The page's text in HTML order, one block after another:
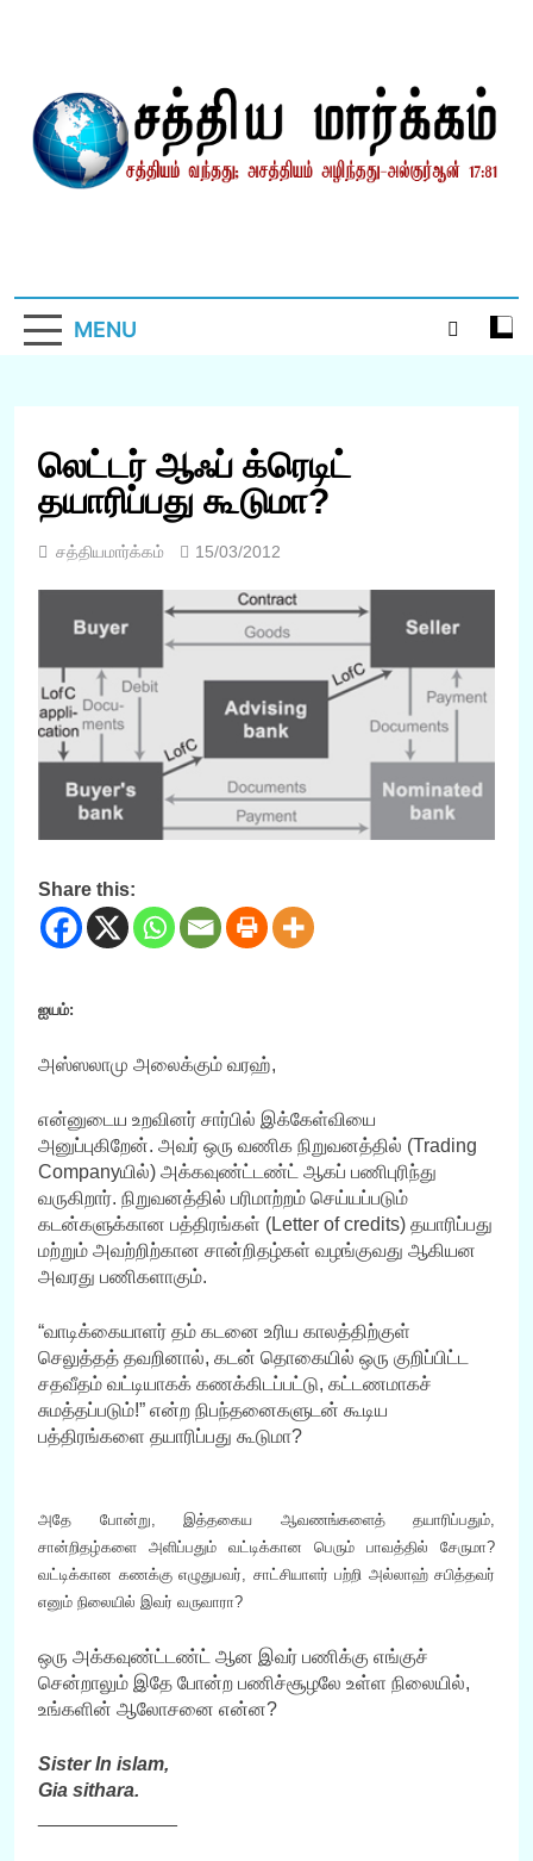
MENU
லெட்டர் ஆஃப் க்ரெடிட்
தயாரிப்பது கூடுமா?
சத்தியமார்க்கம் 15/03/2012
Share this:
ஐயம்:
அஸ்ஸலாமு அலைக்கும் வரஹ்,
என்னுடைய உறவினர் சார்பில் இக்கேள்வியை
அனுப்புகிறேன். அவர் ஒரு வணிக நிறுவனத்தில் (Trading
Companyயில்) அக்கவுண்ட்டண்ட் ஆகப் பணிபுரிந்து
வருகிறார். நிறுவனத்தில் பரிமாற்றம் செய்யப்படும்
கடன்களுக்கான பத்திரங்கள் (Letter of credits) தயாரிப்பது
மற்றும் அவற்றிற்கான சான்றிதழ்கள் வழங்குவது ஆகியன
அவரது பணிகளாகும்.
“வாடிக்கையாளர் தம் கடனை உரிய காலத்திற்குள்
செலுத்தத் தவறினால், கடன் தொகையில் ஒரு குறிப்பிட்ட
சதவீதம் வட்டியாகக் கணக்கிடப்பட்டு, கட்டணமாகச்
சுமத்தப்படும்!” என்ற நிபந்தனைகளுடன் கூடிய
பத்திரங்களை தயாரிப்பது கூடுமா?
அதே போன்று, இத்தகைய ஆவணங்களைத் தயாரிப்பதும்,
சான்றிதழ்களை அளிப்பதும் வட்டிக்கான பெரும் பாவத்தில் சேருமா?
வட்டிக்கான கணக்கு எழுதுபவர், சாட்சியாளர் பற்றி அல்லாஹ் சபித்தவர்
எனும் நிலையில் இவர் வருவாரா?
ஒரு அக்கவுண்ட்டண்ட் ஆன இவர் பணிக்கு எங்குச்
சென்றாலும் இதே போன்ற பணிச்சூழலே உள்ள நிலையில்,
உங்களின் ஆலோசனை என்ன?
Sister In islam,
Gia sithara.